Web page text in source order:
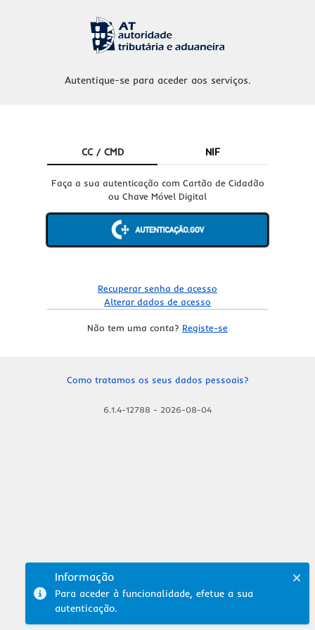
Autentique-se para aceder aos serviços.
CC / CMD NIF
Faça a sua autenticação com Cartão de Cidadão
ou Chave Móvel Digital
Recuperar senha de acesso
Alterar dados de acesso
Não tem uma conta? Registe-se
Como tratamos os seus dados pessoais?
6.1.4-12788 - 2026-08-04
Informação
Para aceder à funcionalidade, efetue a sua
autenticação.